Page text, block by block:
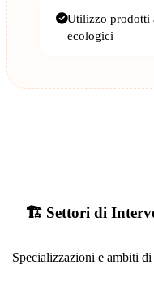
Utilizzo prodotti
ecologici
🏗️ Settori di
Specializzazioni e ambiti